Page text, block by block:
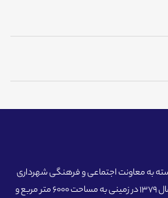
به معاونت اجتماعی و فرهنگی شهرداری
منطقه یک تهران، در شمال تهران در سال 1379 در زمینی به مساحت 6000 متر مربع و